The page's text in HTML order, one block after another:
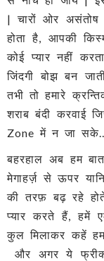
| चारों ओर असंतोष
होता है, आपकी
कोई प्यार नहीं
जिंदगी बोझ बन
तभी तो हमारे
शराब बंदी करवाई
Zone में न जा
बहरहाल अब हम
मेगाहर्ज़ से ऊपर
की तरफ़ बढ़ रहे
प्यार करते हैं, हमें
कुल मिलाकर कहें हम
और अगर ये